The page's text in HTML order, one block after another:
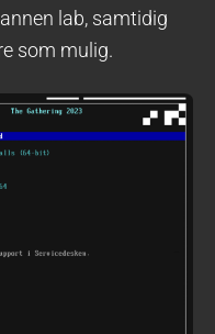
lab, samtidig
som mulig.